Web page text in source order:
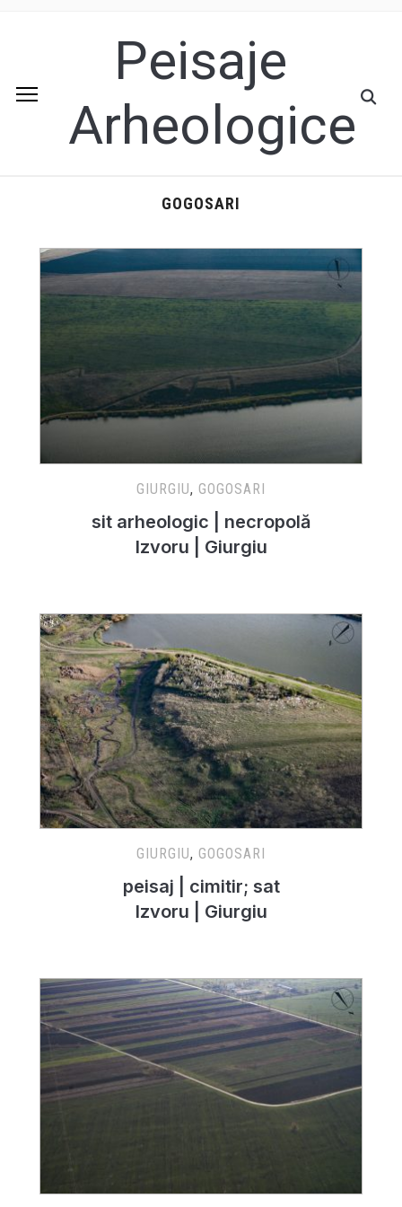
Peisaje
Arheologice
GOGOSARI
GIURGIU, GOGOSARI
sit arheologic | necropolă
Izvoru | Giurgiu
GIURGIU, GOGOSARI
peisaj | cimitir; sat
Izvoru | Giurgiu